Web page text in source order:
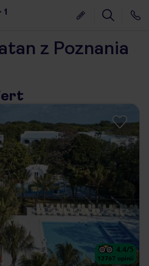
1
z Poznania
4.4/5
12767 opinii